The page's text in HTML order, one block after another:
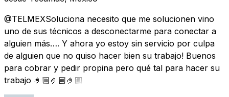
@TELMEXSoluciona necesito que me solucionen vino
uno de sus técnicos a desconectarme para conectar a
alguien más…. Y ahora yo estoy sin servicio por culpa
de alguien que no quiso hacer bien su trabajo! Buenos
para cobrar y pedir propina pero qué tal para hacer su
trabajo 🤌🏼🤌🏼🤌🏼